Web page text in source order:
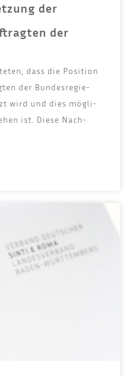
der
der
dass die Posi­ti­on
der Bun­des­re­gie­
wird und dies mög­li­
ist. Die­se Nach­